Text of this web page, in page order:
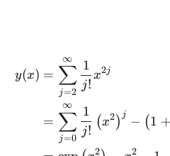
y(x) =
j =2
∑
∞
j!
1
x2j
=
j =0
∑
∞
j!
1
(x2) j − (1 +
2 2